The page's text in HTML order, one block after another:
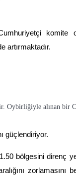
komite
artırmaktadır.
Oybirliğiyle alınan bir
güçlendiriyor.
bölgesini direnç
zorlamasını